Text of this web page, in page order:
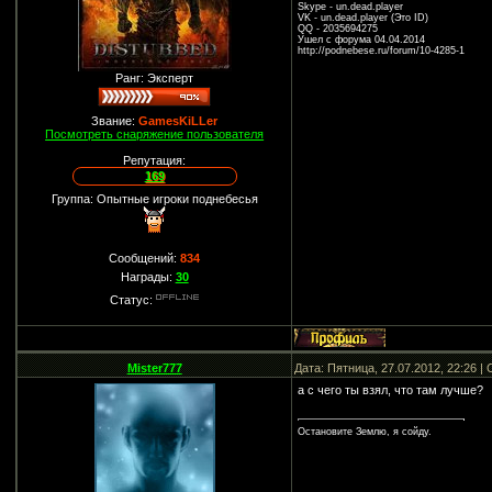
Ранг: Эксперт
Звание:GamesKiLLer
Посмотреть снаряжение пользователя
Репутация:
169
Группа: Опытные игроки поднебесья
Сообщений:834
Награды: 30
Статус:
Skype - un.dead.player
VK - un.dead.player (Это ID)
QQ - 2035694275
Ушел с форума 04.04.2014
http://podnebese.ru/forum/10-4285-1
Mister777 Дата: Пятница, 27.07.2012, 22:26
а с чего ты взял, что там лучше?
Остановите Землю, я сойду.